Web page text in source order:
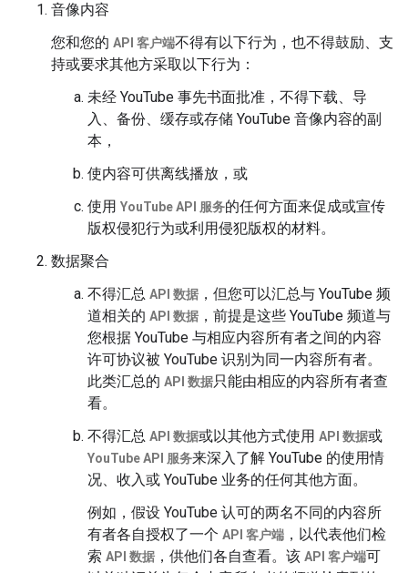
音像内容
您和您的 API 客户端不得有以下行为，也不得鼓励、支
持或要求其他方采取以下行为：
未经 YouTube 事先书面批准，不得下载、导
入、备份、缓存或存储 YouTube 音像内容的副
本，
使内容可供离线播放，或
使用 YouTube API 服务的任何方面来促成或宣传
版权侵犯行为或利用侵犯版权的材料。
数据聚合
不得汇总 API 数据 ，但您可以汇总与 YouTube 频
道相关的 API 数据 ，前提是这些 YouTube 频道与
您根据 YouTube 与相应内容所有者之间的内容
许可协议被 YouTube 识别为同一内容所有者。
此类汇总的 API 数据只能由相应的内容所有者查
看。
不得汇总 API 数据或以其他方式使用 API 数据或
YouTube API 服务来深入了解 YouTube 的使用情
况、收入或 YouTube 业务的任何其他方面。
例如，假设 YouTube 认可的两名不同的内容所
有者各自授权了一个 API 客户端 ，以代表他们检
索 API 数据 ，供他们各自查看。该 API 客户端可